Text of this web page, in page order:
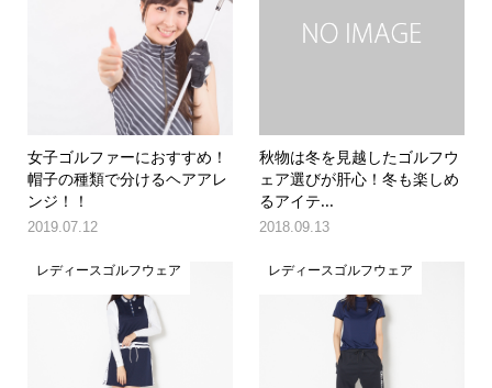
女子ゴルファーにおすすめ！
帽子の種類で分けるヘアアレ
ンジ！！
2019.07.12
秋物は冬を見越したゴルフウ
ェア選びが肝心！冬も楽しめ
るアイテ...
2018.09.13
レディースゴルフウェア レディースゴルフウェア